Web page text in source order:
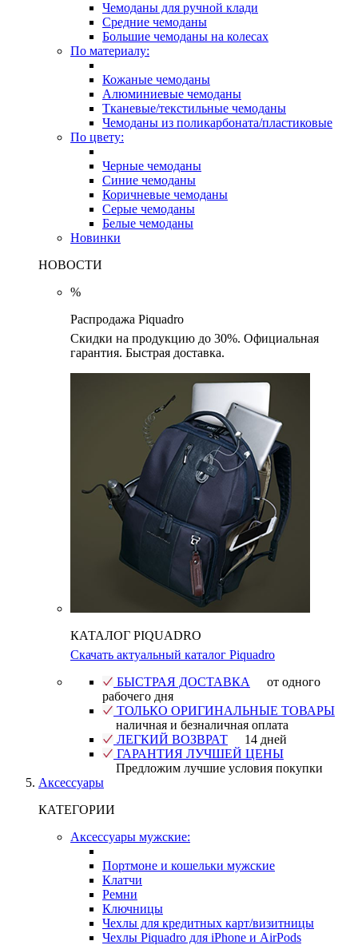
Чемоданы для ручной клади
Средние чемоданы
Большие чемоданы на колесах
По материалу:
Кожаные чемоданы
Алюминиевые чемоданы
Тканевые/текстильные чемоданы
Чемоданы из поликарбоната/пластиковые
По цвету:
Черные чемоданы
Синие чемоданы
Коричневые чемоданы
Серые чемоданы
Белые чемоданы
Новинки
НОВОСТИ
%
Распродажа Piquadro
Скидки на продукцию до 30%. Официальная
гарантия. Быстрая доставка.
КАТАЛОГ PIQUADRO
Скачать актуальный каталог Piquadro
БЫСТРАЯ ДОСТАВКА
от одного
рабочего дня
ТОЛЬКО ОРИГИНАЛЬНЫЕ ТОВАРЫ
наличная и безналичная оплата
ЛЕГКИЙ ВОЗВРАТ
14 дней
ГАРАНТИЯ ЛУЧШЕЙ ЦЕНЫ
Предложим лучшие условия покупки
Аксессуары
КАТЕГОРИИ
Аксессуары мужские:
Портмоне и кошельки мужские
Клатчи
Ремни
Ключницы
Чехлы для кредитных карт/визитницы
Чехлы Piquadro для iPhone и AirPods